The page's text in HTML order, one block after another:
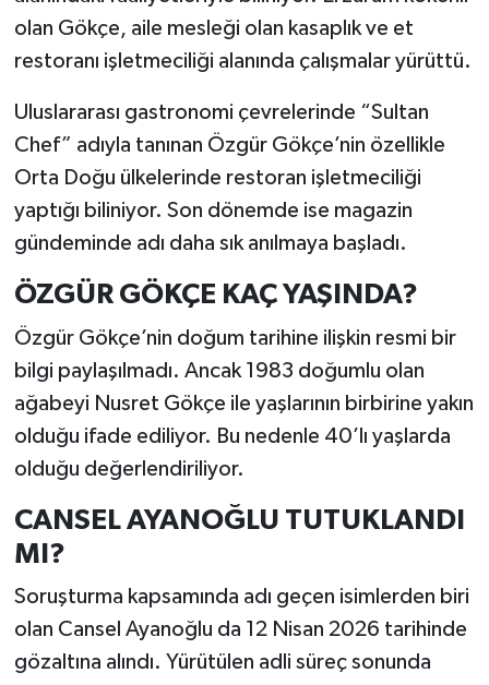
olan Gökçe, aile mesleği olan kasaplık ve et
restoranı işletmeciliği alanında çalışmalar yürüttü.
Uluslararası gastronomi çevrelerinde “Sultan
Chef” adıyla tanınan Özgür Gökçe’nin özellikle
Orta Doğu ülkelerinde restoran işletmeciliği
yaptığı biliniyor. Son dönemde ise magazin
gündeminde adı daha sık anılmaya başladı.
ÖZGÜR GÖKÇE KAÇ YAŞINDA?
Özgür Gökçe’nin doğum tarihine ilişkin resmi bir
bilgi paylaşılmadı. Ancak 1983 doğumlu olan
ağabeyi Nusret Gökçe ile yaşlarının birbirine yakın
olduğu ifade ediliyor. Bu nedenle 40’lı yaşlarda
olduğu değerlendiriliyor.
CANSEL AYANOĞLU TUTUKLANDI
MI?
Soruşturma kapsamında adı geçen isimlerden biri
olan Cansel Ayanoğlu da 12 Nisan 2026 tarihinde
gözaltına alındı. Yürütülen adli süreç sonunda